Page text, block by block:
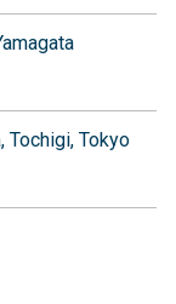
Tochigi Tokyo